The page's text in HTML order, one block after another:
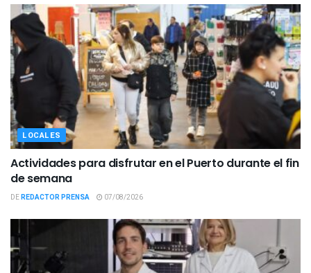
LOCALES
Actividades para disfrutar en el Puerto durante el fin
de semana
DEREDACTOR PRENSA 07/08/2026